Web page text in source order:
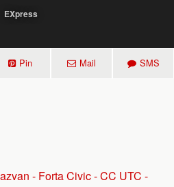
EXpress
Pin Mail SMS